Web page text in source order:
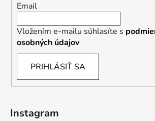
Email
Vložením e-mailu súhlasíte s
osobných údajov
PRIHLÁSIŤ SA
Instagram